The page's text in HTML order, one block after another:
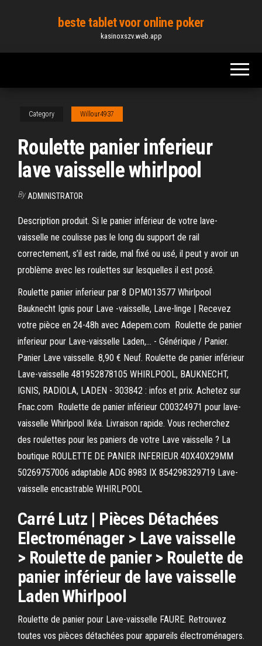
content
beste tablet voor online poker
kasinoxszv.web.app
Category Willour4937
Roulette panier inferieur
lave vaisselle whirlpool
By ADMINISTRATOR
Description produit. Si le panier inférieur de votre lave-
vaisselle ne coulisse pas le long du support de rail
correctement, s’il est raide, mal fixé ou usé, il peut y avoir un
problème avec les roulettes sur lesquelles il est posé.
Roulette panier inferieur par 8 DPM013577 Whirlpool
Bauknecht Ignis pour Lave -vaisselle, Lave-linge | Recevez
votre pièce en 24-48h avec Adepem.com Roulette de panier
inferieur pour Lave-vaisselle Laden,… - Générique / Panier.
Panier Lave vaisselle. 8,90 € Neuf. Roulette de panier inférieur
Lave-vaisselle 481952878105 WHIRLPOOL, BAUKNECHT,
IGNIS, RADIOLA, LADEN - 303842 : infos et prix. Achetez sur
Fnac.com Roulette de panier inférieur C00324971 pour lave-
vaisselle Whirlpool Ikéa. Livraison rapide. Vous recherchez
des roulettes pour les paniers de votre Lave vaisselle ? La
boutique ROULETTE DE PANIER INFERIEUR 40X40X29MM
50269757006 adaptable ADG 8983 IX 854298329719 Lave-
vaisselle encastrable WHIRLPOOL
Carré Lutz | Pièces Détachées
Electroménager > Lave vaisselle
> Roulette de panier > Roulette de
panier inférieur de lave vaisselle
Laden Whirlpool
Roulette de panier pour Lave-vaisselle FAURE. Retrouvez
toutes vos pièces détachées pour appareils électroménagers.